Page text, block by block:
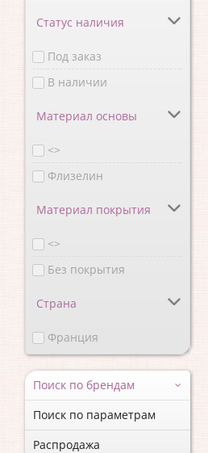
Статус наличия
Под заказ
В наличии
Материал основы
<>
Флизелин
Материал покрытия
<>
Без покрытия
Страна
Франция
Поиск по брендам
Поиск по параметрам
Распродажа